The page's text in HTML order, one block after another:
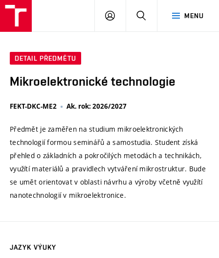
MENU
PŘIHLÁSIT
DETAIL PŘEDMĚTU
Mikroelektronické technologie
FEKT-DKC-ME2 Ak. rok: 2026/2027
Předmět je zaměřen na studium mikroelektronických
technologií formou seminářů a samostudia. Student získá
přehled o základních a pokročilých metodách a technikách,
využítí materiálů a pravidlech vytváření mikrostruktur. Bude
se umět orientovat v oblasti návrhu a výroby včetně využítí
nanotechnologií v mikroelektronice.
JAZYK VÝUKY